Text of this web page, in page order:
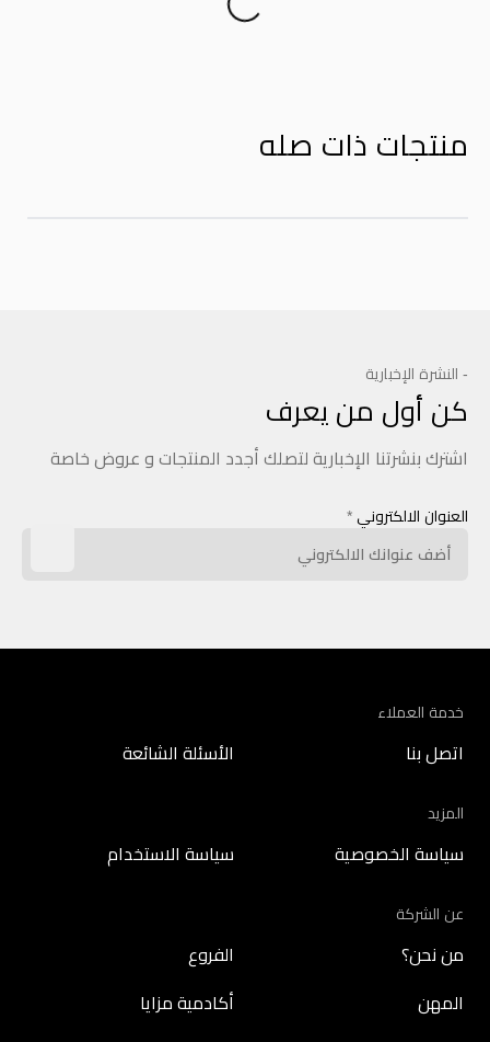
منتجات ذات صله
- النشرة الإخبارية
كن أول من يعرف
اشترك بنشرتنا الإخبارية لتصلك أجدد المنتجات و عروض خاصة
العنوان الالكتروني *
خدمة العملاء
اتصل بنا الأسئلة الشائعة
المزيد
سياسة الخصوصية سياسة الاستخدام
عن الشركة
من نحن؟ الفروع
المهن أكادمية مزايا